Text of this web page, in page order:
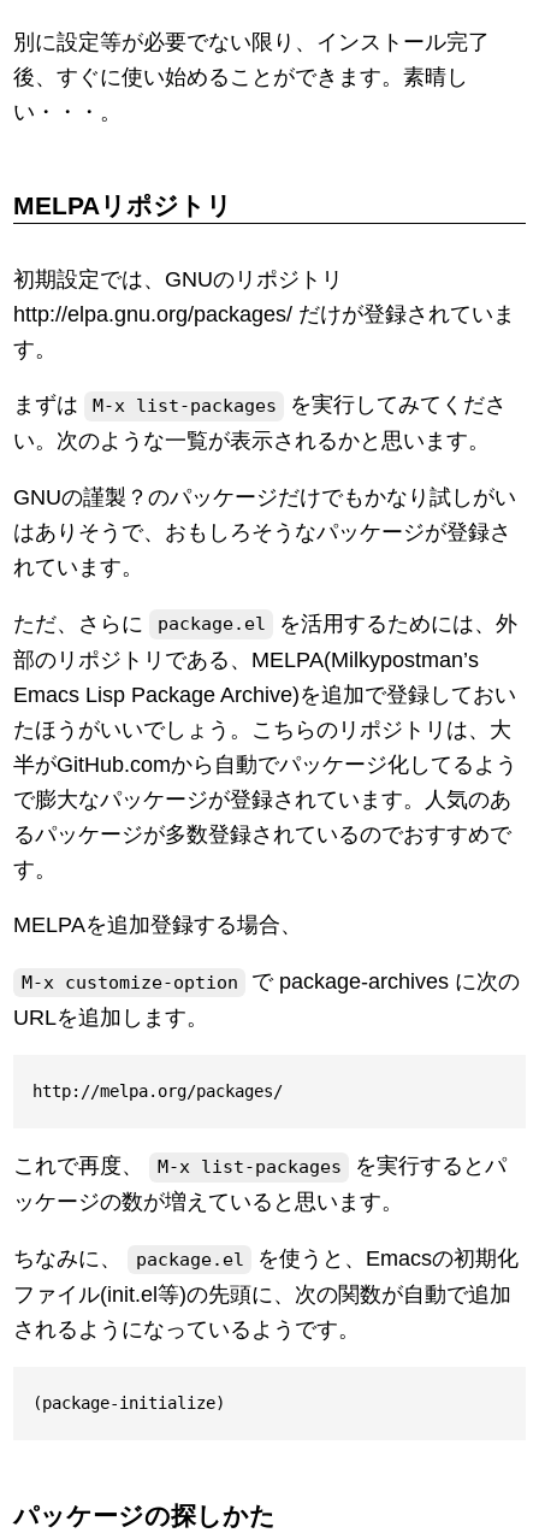
別に設定等が必要でない限り、インストール完了
後、すぐに使い始めることができます。素晴し
い・・・。
MELPAリポジトリ
初期設定では、GNUのリポジトリ
http://elpa.gnu.org/packages/ だけが登録されていま
す。
まずは M-x list-packages
を実行してみてくださ
い。次のような一覧が表示されるかと思います。
GNUの謹製？のパッケージだけでもかなり試しがい
はありそうで、おもしろそうなパッケージが登録さ
れています。
ただ、さらに package.el
を活用するためには、外
部のリポジトリである、MELPA(Milkypostman’s
Emacs Lisp Package Archive)を追加で登録しておい
たほうがいいでしょう。こちらのリポジトリは、大
半がGitHub.comから自動でパッケージ化してるよう
で膨大なパッケージが登録されています。人気のあ
るパッケージが多数登録されているのでおすすめで
す。
MELPAを追加登録する場合、
M-x customize-option
で package-archives に次の
URLを追加します。
これで再度、 M-x list-packages
を実行するとパ
ッケージの数が増えていると思います。
ちなみに、 package.el
を使うと、Emacsの初期化
ファイル(init.el等)の先頭に、次の関数が自動で追加
されるようになっているようです。
パッケージの探しかた